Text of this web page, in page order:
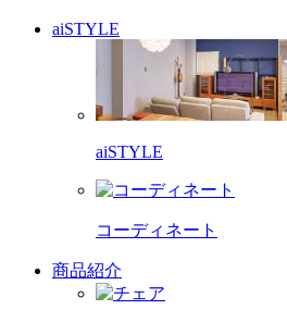
aiSTYLE
aiSTYLE
コーディネート
商品紹介